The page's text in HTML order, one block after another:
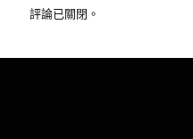
評論已關閉。